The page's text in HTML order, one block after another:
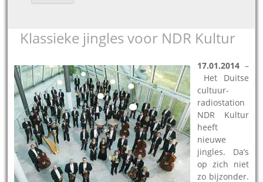
Klassieke jingles voor NDR Kultur
17.01.2014 –
Het Duitse
cultuur-
radiostation
NDR Kultur
heeft
nieuwe
jingles. Da’s
op zich niet
zo bijzonder.